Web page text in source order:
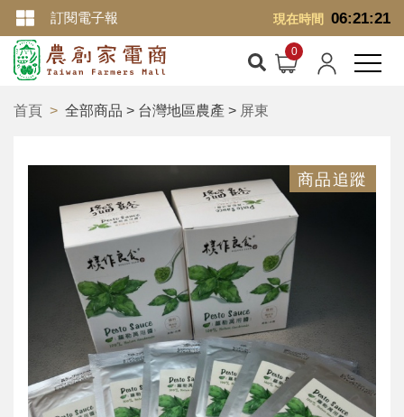
現在時間 06:21:22
訂閱電子報
首頁 全部商品 > 台灣地區農產 > 屏東
商品追蹤